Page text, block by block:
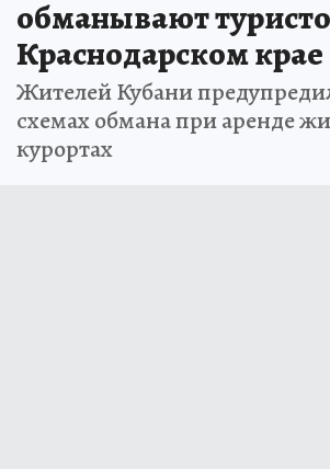
обманывают
Краснодарском крае
Жителей Кубани
схемах обмана при аренде
курортах